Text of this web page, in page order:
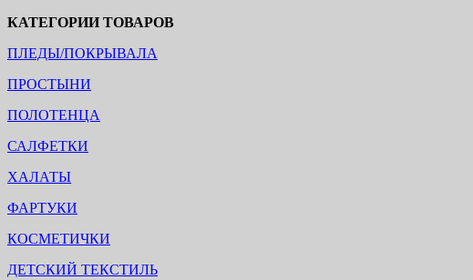
КАТЕГОРИИ ТОВАРОВ
ПЛЕДЫ/ПОКРЫВАЛА
ПРОСТЫНИ
ПОЛОТЕНЦА
САЛФЕТКИ
ХАЛАТЫ
ФАРТУКИ
КОСМЕТИЧКИ
ДЕТСКИЙ ТЕКСТИЛЬ